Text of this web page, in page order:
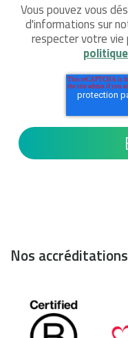
Vous pouvez vous
d'informations sur
respecter votre
Nos accréditations